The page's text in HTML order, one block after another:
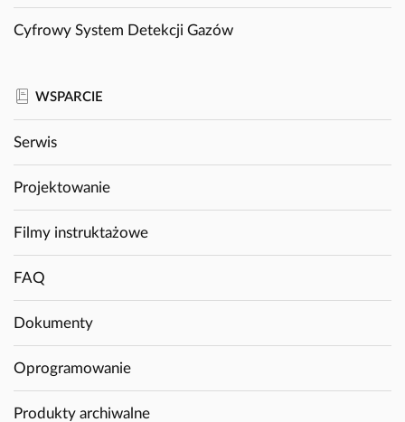
Cyfrowy System Detekcji Gazów
WSPARCIE
Serwis
Projektowanie
Filmy instruktażowe
FAQ
Dokumenty
Oprogramowanie
Produkty archiwalne